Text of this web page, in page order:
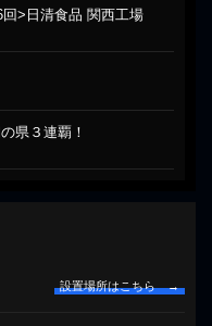
>日清食品 関西工場
県３連覇！
設置場所はこちら →